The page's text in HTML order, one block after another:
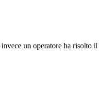
un operatore ha risolto